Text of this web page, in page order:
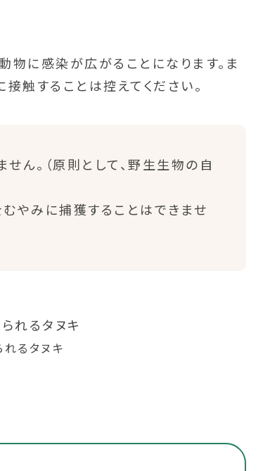
物に感染が広がることになります。ま
触することは控えてください。
ん。（原則として、野生生物の自
やみに捕獲することはできませ
るタヌキ